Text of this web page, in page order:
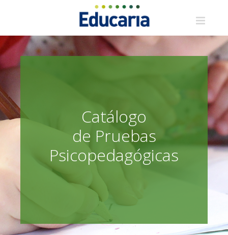
Catálogo
de Pruebas
Psicopedagógicas